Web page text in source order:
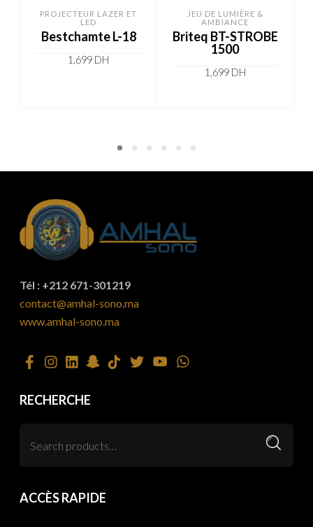
PROJECTEUR LAZER ET
LED
Bestchamte L-18
1,699 DH
JEU DE LUMIÈRE &
AMBIANCE
Briteq BT-STROBE
1500
1,699 DH
Tél : +212 671-301219
contact@amhal-sono.ma
www.amhal-sono.ma
RECHERCHE
ACCÈS RAPIDE